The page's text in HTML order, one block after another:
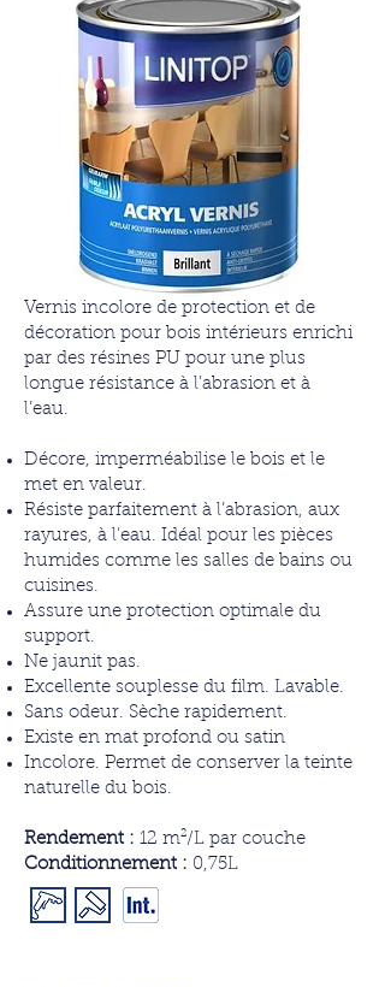
Vernis incolore de protection et de
décoration pour bois intérieurs enrichi
par des résines PU pour une plus
longue résistance à l’abrasion et à
l’eau.
Décore, imperméabilise le bois et le
met en valeur.
Résiste parfaitement à l’abrasion, aux
rayures, à l’eau. Idéal pour les pièces
humides comme les salles de bains ou
cuisines.
Assure une protection optimale du
support.
Ne jaunit pas.
Excellente souplesse du film. Lavable.
Sans odeur. Sèche rapidement.
Existe en mat profond ou satin
Incolore. Permet de conserver la teinte
naturelle du bois.
Rendement : 12 m²/L par couche
Conditionnement : 0,75L